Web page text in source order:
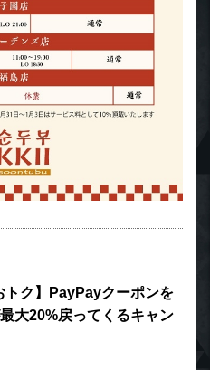
トク】PayPayクーポンを
大20%戻ってくるキャン